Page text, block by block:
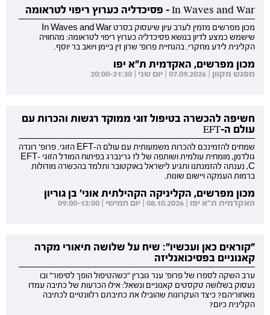
In Waves and War - פסיכדליה כערוץ ריפוי לטראומה
מכון מפרשים מזמין לערב עיון שיעסוק בסרט In Waves and War
שישמש כמצע לדיון בנושא פסיכדליה כערוץ ריפוי לטראומה: מהחוויה
הקלינית לידע מחקרי. בהנחיית פרופ' שרון זין ביימן ויואב בר יוסף.
מכון מפרשים, האקדמית ת"א יפו
מפגש מקוון | 07.09.2026 | יום שני | 20:00-21:30
חשיפה להכשרה בטיפול זוגי ממוקד רגשות והכרות עם
עולם ה-EFT
שמחים להזמינכם להכרות משמעותית עם עולם ה-EFT הזוגי. פרופ' רונדה
גולדמן, מומחית עולמית ושותפה של לז גרינברג בפיתוח המודל הזוגי EFT-
C, נענתה להזמנתנו ותגיע לישראל באוקטובר ותלמד בהכשרה מודולות
ברמות העמקה ויישום שונות.
מכון מפרשים, הקליניקה הקהילתית אוני' בן גוריון
האקדמית ת"א יפו | 08.10.2026 | יום חמישי | 09:00-13:00
"קוראים כאן ועכשיו": שיח על שלושה תיאורי מקרה
קאנוניים בפסיכואנליזה
ערב השקה לספרו של פרופ' ענר גוברין "כשהטיפול הופך לסיפור" ובו
נעסוק בשלושה טקסטים קאנוניים ונשאל: אילו הכרעות של כתיבה עמדו
מאחוריהם? כיצד העקרונות שהובילו את כתיבתם רלוונטיים לכתיבה
הקלינית כיום?